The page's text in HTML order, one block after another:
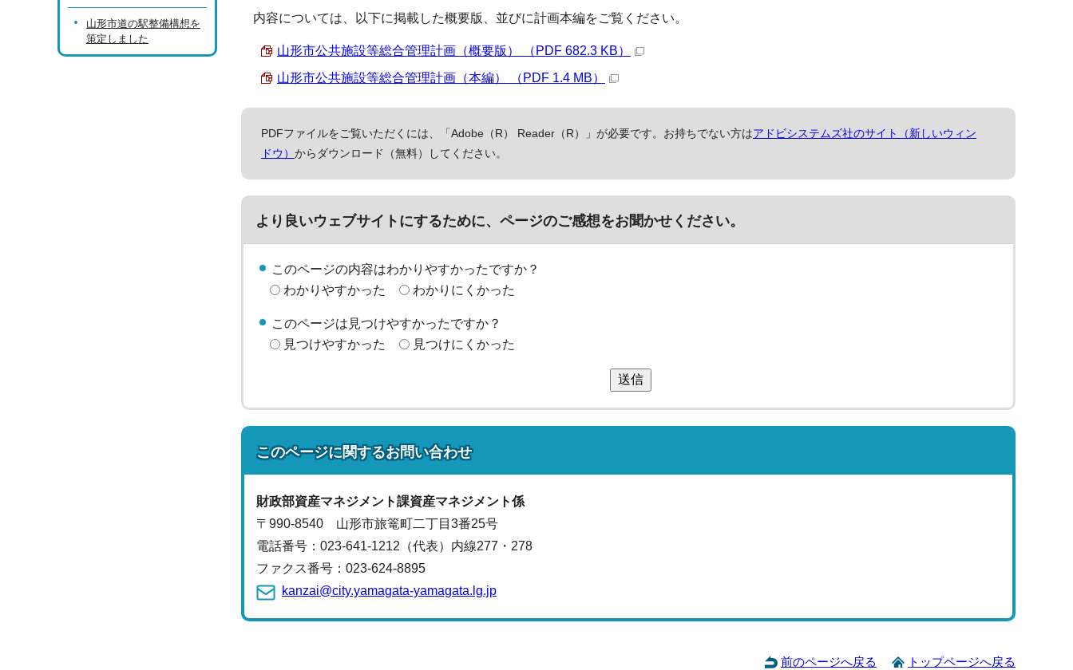
内容については、以下に掲載した概要版、並びに計画本編をご覧ください。
山形市公共施設等総合管理計画（概要版） （PDF 682.3 KB）
山形市公共施設等総合管理計画（本編） （PDF 1.4 MB）
PDFファイルをご覧いただくには、「Adobe（R） Reader（R）」が必要です。お持ちでない方はアドビシステムズ社のサイト（新しいウィン
ドウ） からダウンロード（無料）してください。
より良いウェブサイトにするために、ページのご感想をお聞かせください。
このページの内容はわかりやすかったですか？
わかりやすかった
わかりにくかった
このページは見つけやすかったですか？
見つけやすかった
見つけにくかった
送信
このページに関するお問い合わせ
財政部資産マネジメント課資産マネジメント係
〒990-8540 山形市旅篭町二丁目3番25号
電話番号： 023-641-1212（代表） 内線277・278
ファクス番号：023-624-8895
kanzai@city.yamagata-yamagata.lg.jp
山形市道の駅整備構想を
策定しました
前のページへ戻る トップページへ戻る